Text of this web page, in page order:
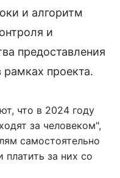
и алгоритм
и
предоставления
рамках проекта.
что в 2024 году
за человеком",
самостоятельно
платить за них со